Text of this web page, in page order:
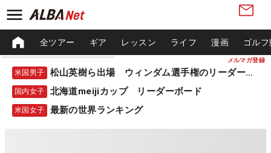
メルマガ登録
全ツアー ギア レッスン ライフ 漫画 ゴル
米国男子 松山英樹ら出場 ウィンダム選手権のリーダーボード
国内女子 北海道meijiカップ リーダーボード
米国女子 最新の世界ランキング